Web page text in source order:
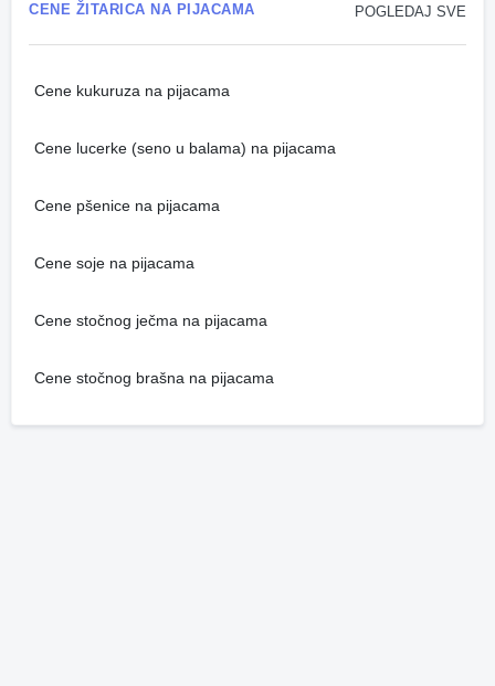
POGLEDAJ SVE
CENE ŽITARICA NA PIJACAMA
Cene kukuruza na pijacama
Cene lucerke (seno u balama) na pijacama
Cene pšenice na pijacama
Cene soje na pijacama
Cene stočnog ječma na pijacama
Cene stočnog brašna na pijacama